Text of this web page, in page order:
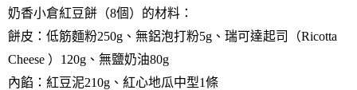
奶香小倉紅豆餅（8個）的材料：
餅皮：低筋麵粉250g 、無鋁泡打粉5g 、瑞可達起司（Ricotta
Cheese ） 120g 、無鹽奶油80g
內餡：紅豆泥210g 、 紅心地瓜中型1條